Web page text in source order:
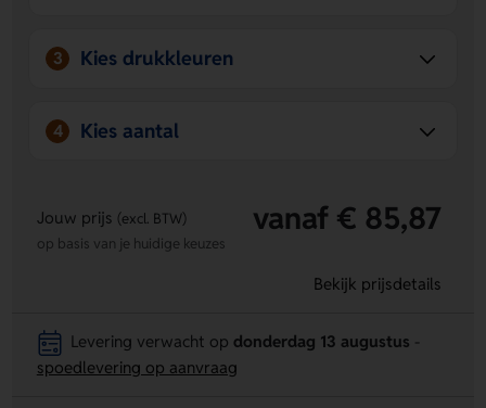
3 Kies drukkleuren
4 Kies aantal
Jouw prijs (excl. BTW) vanaf € 85,87
op basis van je huidige keuzes
Bekijk prijsdetails
Levering verwacht op donderdag 13 augustus
spoedlevering op aanvraag